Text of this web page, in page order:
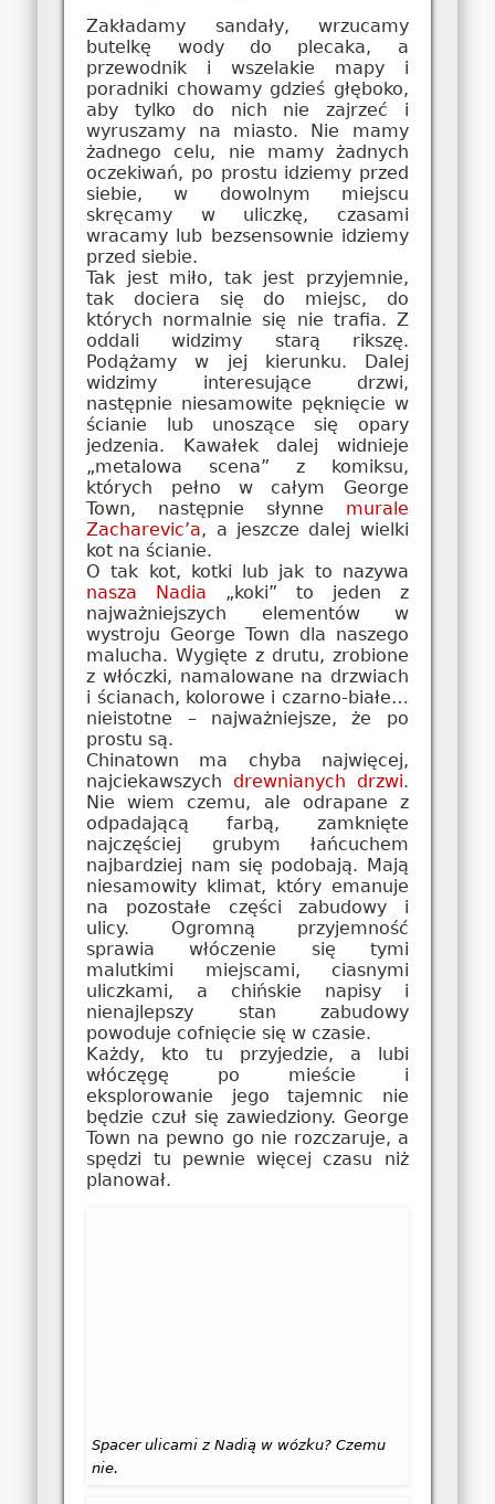
Zakładamy sandały, wrzucamy
butelkę wody do plecaka, a
przewodnik i wszelakie mapy i
poradniki chowamy gdzieś głęboko,
aby tylko do nich nie zajrzeć i
wyruszamy na miasto. Nie mamy
żadnego celu, nie mamy żadnych
oczekiwań, po prostu idziemy przed
siebie, w dowolnym miejscu
skręcamy w uliczkę, czasami
wracamy lub bezsensownie idziemy
przed siebie.
Tak jest miło, tak jest przyjemnie,
tak dociera się do miejsc, do
których normalnie się nie trafia. Z
oddali widzimy starą rikszę.
Podążamy w jej kierunku. Dalej
widzimy interesujące drzwi,
następnie niesamowite pęknięcie w
ścianie lub unoszące się opary
jedzenia. Kawałek dalej widnieje
„metalowa scena” z komiksu,
których pełno w całym George
Town, następnie słynne murale
Zacharevic’a, a jeszcze dalej wielki
kot na ścianie.
O tak kot, kotki lub jak to nazywa
nasza Nadia „koki” to jeden z
najważniejszych elementów w
wystroju George Town dla naszego
malucha. Wygięte z drutu, zrobione
z włóczki, namalowane na drzwiach
i ścianach, kolorowe i czarno-białe…
nieistotne – najważniejsze, że po
prostu są.
Chinatown ma chyba najwięcej,
najciekawszych drewnianych drzwi.
Nie wiem czemu, ale odrapane z
odpadającą farbą, zamknięte
najczęściej grubym łańcuchem
najbardziej nam się podobają. Mają
niesamowity klimat, który emanuje
na pozostałe części zabudowy i
ulicy. Ogromną przyjemność
sprawia włóczenie się tymi
malutkimi miejscami, ciasnymi
uliczkami, a chińskie napisy i
nienajlepszy stan zabudowy
powoduje cofnięcie się w czasie.
Każdy, kto tu przyjedzie, a lubi
włóczęgę po mieście i
eksplorowanie jego tajemnic nie
będzie czuł się zawiedziony. George
Town na pewno go nie rozczaruje, a
spędzi tu pewnie więcej czasu niż
planował.
Spacer ulicami z Nadią w wózku? Czemu
nie.